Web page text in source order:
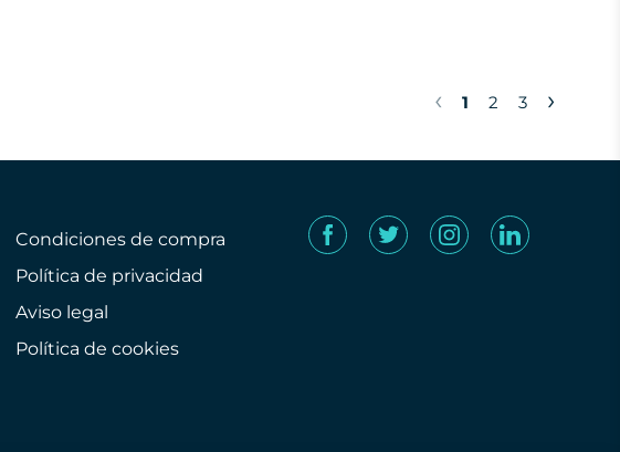
‹ 1 2 3 ›
Condiciones de compra
Política de privacidad
Aviso legal
Política de cookies